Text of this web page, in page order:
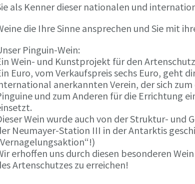
als Kenner dieser nationalen und
die Ihre Sinne ansprechen und Sie mit
Pinguin-Wein:
Wein- und Kunstprojekt für den Artenschutz
Euro, vom Verkaufspreis sechs Euro, geht
anerkannten Verein, der sich
und zum Anderen für die Errichtung
Wein wurde auch von der Struktur- und
Neumayer-Station III in der Antarktis
erhoffen uns durch diesen besonderen
Artenschutzes zu erreichen!